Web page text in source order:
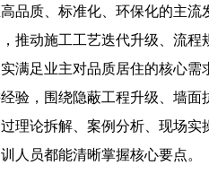
品质、标准化、环保化的主
推动施工工艺迭代升级、流
满足业主对品质居住的核心
验，围绕隐蔽工程升级、墙
理论拆解、案例分析、现场
人员都能清晰掌握核心要点。